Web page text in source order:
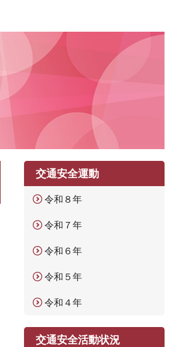
交通安全運動
令和８年
令和７年
令和６年
令和５年
令和４年
交通安全活動状況